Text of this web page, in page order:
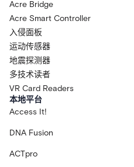
Acre Bridge
Acre Smart Controller
入侵面板
运动传感器
地震探测器
多技术读者
VR Card Readers
本地平台
Access It!
DNA Fusion
ACTpro